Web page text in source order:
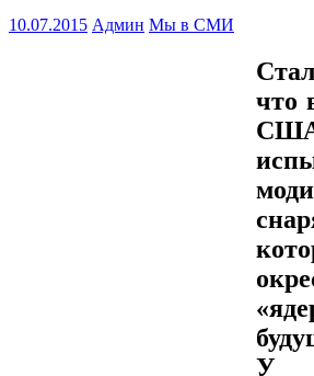
10.07.2015 Админ Мы в СМИ
что
У